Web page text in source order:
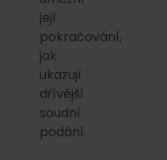
její
pokračování,
jak
ukazují
dřívější
soudní
podání.